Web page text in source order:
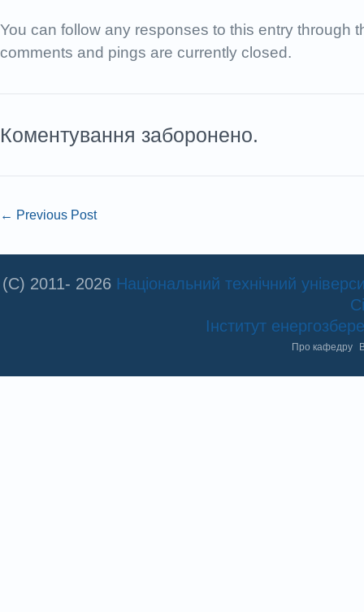
You can follow any responses to this entry through
comments and pings are currently closed.
Коментування заборонено.
← Previous Post
(C) 2011- 2026 Національний технічний
Інститут
Про кафедру